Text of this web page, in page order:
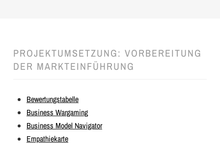
PROJEKTUMSETZUNG: VORBEREITUNG
DER MARKTEINFÜHRUNG
Bewertungstabelle
Business Wargaming
Business Model Navigator
Empathiekarte